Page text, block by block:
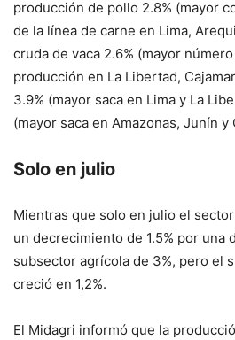
producción de pollo 2.8% (mayor
de la línea de carne en Lima,
cruda de vaca 2.6% (mayor
producción en La Libertad,
3.9% (mayor saca en Lima y La
(mayor saca en Amazonas, Junín y
Solo en julio
Mientras que solo en julio el
un decrecimiento de 1.5% por una
subsector agrícola de 3%, pero el
creció en 1,2%.
El Midagri informó que la